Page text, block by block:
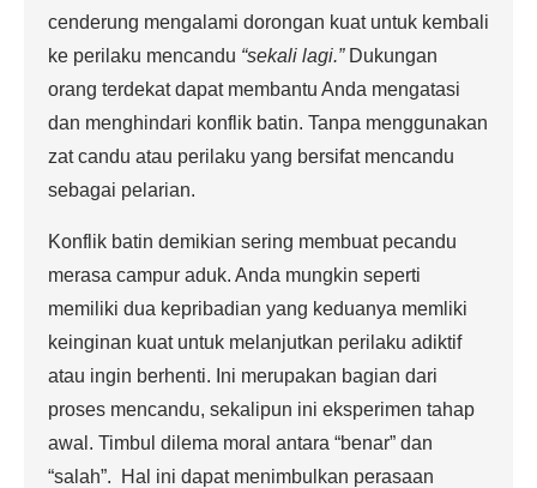
cenderung mengalami dorongan kuat untuk kembali
ke perilaku mencandu “sekali lagi.”Dukungan
orang terdekat dapat membantu Anda mengatasi
dan menghindari konflik batin. Tanpa menggunakan
zat candu atau perilaku yang bersifat mencandu
sebagai pelarian.
Konflik batin demikian sering membuat pecandu
merasa campur aduk. Anda mungkin seperti
memiliki dua kepribadian yang keduanya memliki
keinginan kuat untuk melanjutkan perilaku adiktif
atau ingin berhenti. Ini merupakan bagian dari
proses mencandu, sekalipun ini eksperimen tahap
awal. Timbul dilema moral antara “benar” dan
“salah”. Hal ini dapat menimbulkan perasaan